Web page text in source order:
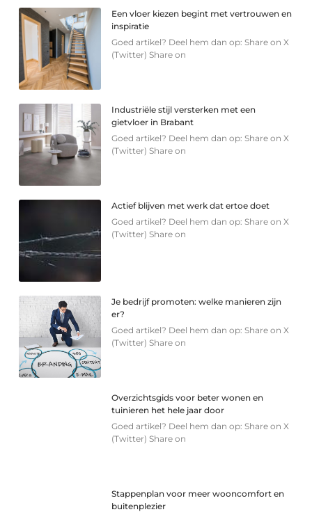
Een vloer kiezen begint met vertrouwen en
inspiratie
Goed artikel? Deel hem dan op: Share on X
(Twitter) Share on
Industriële stijl versterken met een
gietvloer in Brabant
Goed artikel? Deel hem dan op: Share on X
(Twitter) Share on
Actief blijven met werk dat ertoe doet
Goed artikel? Deel hem dan op: Share on X
(Twitter) Share on
Je bedrijf promoten: welke manieren zijn
er?
Goed artikel? Deel hem dan op: Share on X
(Twitter) Share on
Overzichtsgids voor beter wonen en
tuinieren het hele jaar door
Goed artikel? Deel hem dan op: Share on X
(Twitter) Share on
Stappenplan voor meer wooncomfort en
buitenplezier